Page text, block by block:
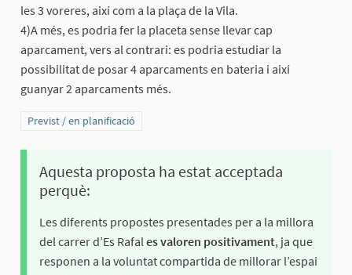
les 3 voreres, així com a la plaça de la Vila.
4)A més, es podria fer la placeta sense llevar cap
aparcament, vers al contrari: es podria estudiar la
possibilitat de posar 4 aparcaments en bateria i així
guanyar 2 aparcaments més.
Resultats al filtrar per la categoria: Previst / en planificació
Previst / en planificació
Aquesta proposta ha estat acceptada
perquè:
Les diferents propostes presentades per a la millora
del carrer d’Es Rafales valoren positivament, ja que
responen a la voluntat compartida de millorar l’espai